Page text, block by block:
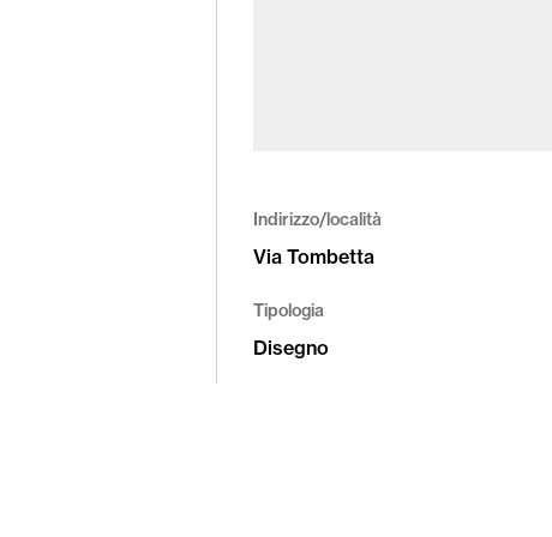
Indirizzo/località
Via Tombetta
Tipologia
Disegno